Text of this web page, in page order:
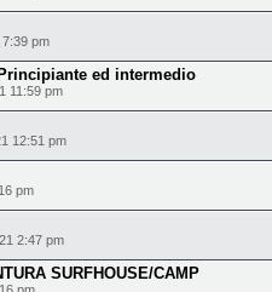
pm
ed intermedio
11:59 pm
12:51 pm
pm
2:47 pm
SURFHOUSE/CAMP